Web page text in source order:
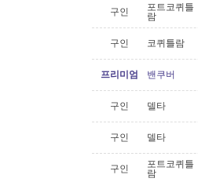
구인
포트코퀴틀
람
구인 코퀴틀람
프리미엄 밴쿠버
구인 델타
구인 델타
구인
포트코퀴틀
람